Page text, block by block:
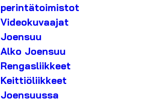
perintätoimistot
Videokuvaajat
Joensuu
Alko Joensuu
Rengasliikkeet
Keittiöliikkeet
Joensuussa